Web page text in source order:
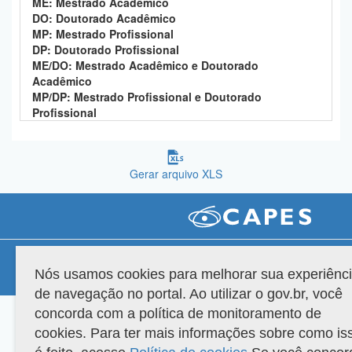
Planalto
DO: Doutorado Acadêmico
MP: Mestrado Profissional
DP: Doutorado Profissional
ME/DO: Mestrado Acadêmico e Doutorado
Acadêmico
MP/DP: Mestrado Profissional e Doutorado
Profissional
Gerar arquivo XLS
Versão do sistema: 3.88.9 Copyright 2022 Capes. Todos os direitos reservados.
Nós usamos cookies para melhorar sua
de navegação no portal. Ao utilizar o gov.br, você
concorda com a política de monitoramento de
cookies. Para ter mais informações sobre como